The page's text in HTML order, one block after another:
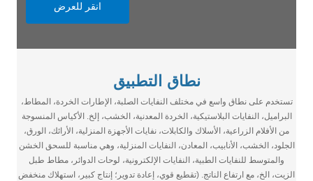
انقر للعرض
نطاق التطبيق
تستخدم على نطاق واسع في مختلف النفايات الصلبة، الإطارات الخردة، المطاط،
البراميل، النفايات البلاستيكية، الخردة المعدنية، الخشب، إلخ. الأكياس المنسوجة
من الأفلام الزراعية، الأسلاك والكابلات، نفايات الأجهزة المنزلية، الأرائك، الورق،
الجلود، الخشب، الأنابيب، المعادن، النفايات المنزلية، وهي مناسبة للسحق الخشن
والمتوسط ​​للنفايات الطبية، النفايات الإلكترونية، لوحات الدوائر، مطاط طبل
الزيت، الخ، مع ارتفاع الناتج. (تقطيع قوي، إعادة تدوير؛ إنتاج كبير، استهلاك منخفض